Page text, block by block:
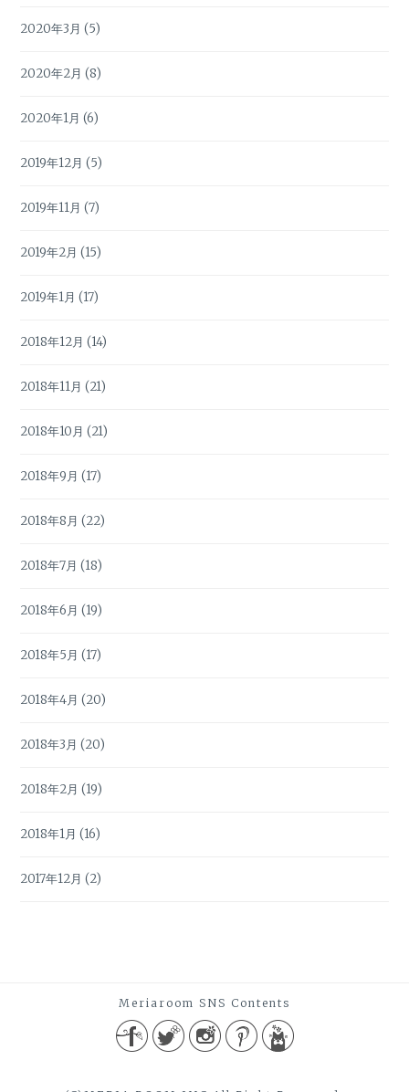
2020年3月 (5)
2020年2月 (8)
2020年1月 (6)
2019年12月 (5)
2019年11月 (7)
2019年2月 (15)
2019年1月 (17)
2018年12月 (14)
2018年11月 (21)
2018年10月 (21)
2018年9月 (17)
2018年8月 (22)
2018年7月 (18)
2018年6月 (19)
2018年5月 (17)
2018年4月 (20)
2018年3月 (20)
2018年2月 (19)
2018年1月 (16)
2017年12月 (2)
Meriaroom SNS Contents